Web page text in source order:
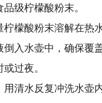
级柠檬酸粉末。
柠檬酸粉末溶解在热
倒入水壶中，确保覆
过夜。
清水反复冲洗水壶内